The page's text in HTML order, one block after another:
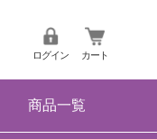
ログイン カート
商品一覧